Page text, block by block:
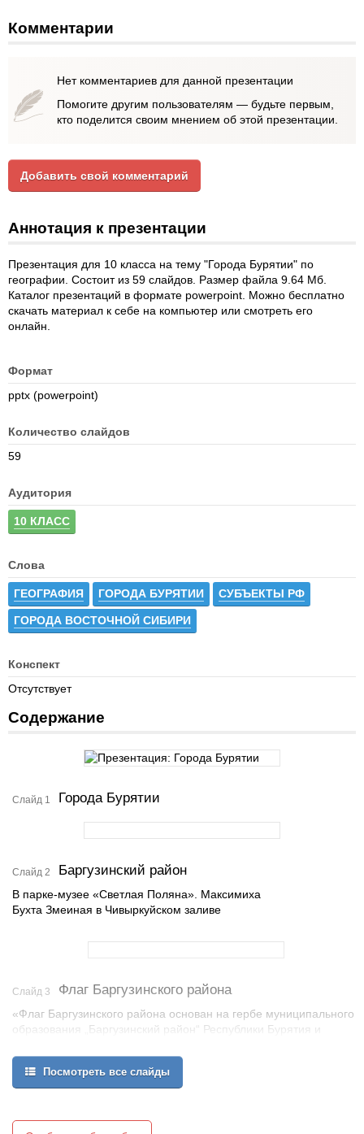
Комментарии
Нет комментариев для данной презентации
Помогите другим пользователям — будьте первым,
кто поделится своим мнением об этой презентации.
Добавить свой комментарий
Аннотация к презентации
Презентация для 10 класса на тему "Города Бурятии" по
географии. Состоит из 59 слайдов. Размер файла 9.64 Мб.
Каталог презентаций в формате powerpoint. Можно бесплатно
скачать материал к себе на компьютер или смотреть его
онлайн.
Формат
pptx (powerpoint)
Количество слайдов
59
Аудитория
10 КЛАСС
Слова
ГЕОГРАФИЯ ГОРОДА БУРЯТИИ СУБЪЕКТЫ РФ
ГОРОДА ВОСТОЧНОЙ СИБИРИ
Конспект
Отсутствует
Содержание
Слайд 1 Города Бурятии
Слайд 2 Баргузинский район
В парке-музее «Светлая Поляна». Максимиха
Бухта Змеиная в Чивыркуйском заливе
Слайд 3 Флаг Баргузинского района
«Флаг Баргузинского района основан на гербе муниципального
образования „Баргузинский район“ Республики Бурятия и
пяти разновеликих вертикальных полос зелёного, белого,
синего, белого, и зелёного цветов, с изображением золотого
Соёмбо вверху синей полосы и бегущего обернувшегося
Посмотреть все слайды